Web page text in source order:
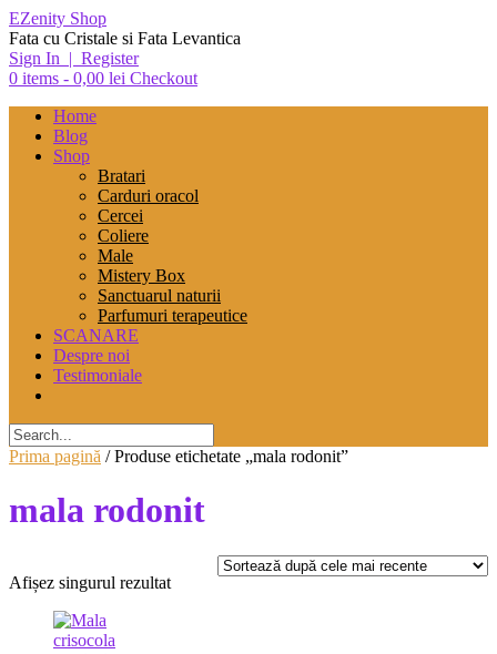
Skip
to
content
EZenity Shop
Fata cu Cristale si Fata Levantica
Sign In | Register
0 items - 0,00 lei Checkout
Home
Blog
Shop
Bratari
Carduri oracol
Cercei
Coliere
Male
Mistery Box
Sanctuarul naturii
Parfumuri terapeutice
SCANARE
Despre noi
Testimoniale
Prima pagină / Produse etichetate „mala rodonit”
mala rodonit
Afișez singurul rezultat